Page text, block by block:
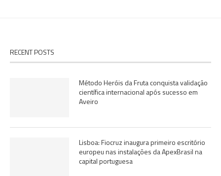
RECENT POSTS
Método Heróis da Fruta conquista validação
científica internacional após sucesso em
Aveiro
Lisboa: Fiocruz inaugura primeiro escritório
europeu nas instalações da ApexBrasil na
capital portuguesa